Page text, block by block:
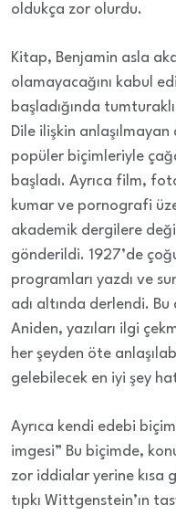
oldukça zor olurdu.
Kitap, Benjamin asla
olamayacağını kabul
başladığında
Dile ilişkin
popüler biçimleriyle
başladı. Ayrıca film,
kumar ve pornografi
akademik dergilere
gönderildi. 1927’de
programları yazdı ve
adı altında derlendi.
Aniden, yazıları ilgi
her şeyden öte
gelebilecek en iyi şey
Ayrıca kendi edebi
imgesi” Bu biçimde,
zor iddialar yerine kısa
tıpkı Wittgenstein’ın